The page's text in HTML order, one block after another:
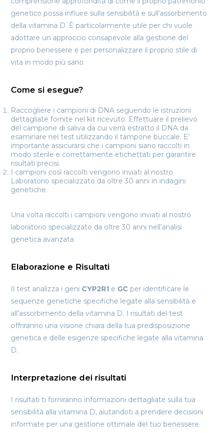
genetico possa influire sulla sensibilità e sull’assorbimento
della vitamina D. È particolarmente utile per chi vuole
adottare un approccio consapevole alla gestione del
proprio benessere e per personalizzare il proprio stile di
vita in modo più sano.
Come si esegue?
Raccogliere i campioni di DNA seguendo le istruzioni
dettagliate fornite nel kit ricevuto. Effettuare il prelievo
del campione di saliva da cui verrà estratto il DNA da
esaminare nel test utilizzando il tampone buccale. E’
importante assicurarsi che i campioni siano raccolti in
modo sterile e correttamente etichettati per garantire
risultati precisi.
I campioni così raccolti vengono inviati al nostro
Laboratorio specializzato da oltre 30 anni in indagini
genetiche.
Una volta raccolti i campioni vengono inviati al nostro
laboratorio specializzato da oltre 30 anni nell’analisi
genetica avanzata.
Elaborazione e Risultati
Il test analizza i geni CYP2R1 e GC per identificare le
sequenze genetiche specifiche legate alla sensibilità e
all’assorbimento della vitamina D. I risultati del test
offriranno una visione chiara della tua predisposizione
genetica e delle esigenze specifiche legate alla vitamina
D.
Interpretazione dei risultati
I risultati ti forniranno informazioni dettagliate sulla tua
sensibilità alla vitamina D, aiutandoti a prendere decisioni
informate per una gestione ottimale del tuo benessere.